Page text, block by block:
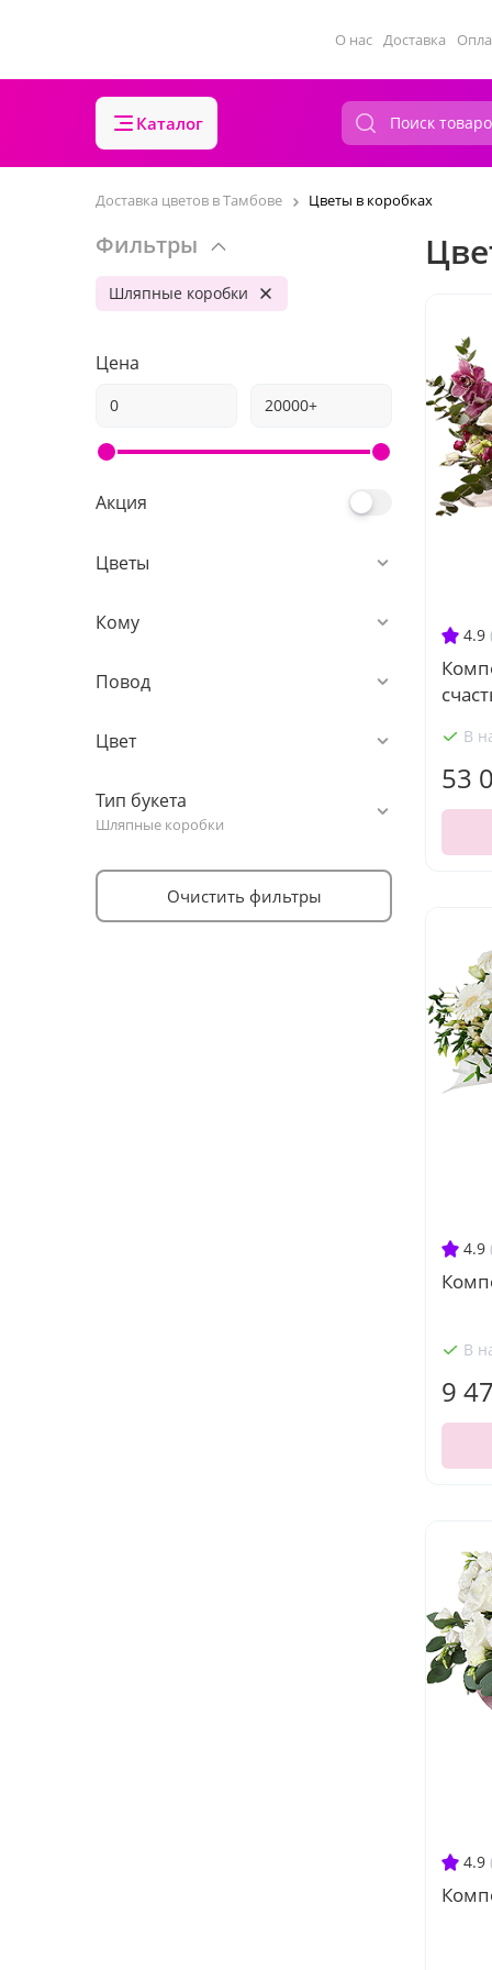
О нас Доставка
Каталог
Доставка цветов в Тамбове Цветы в коробках
Фильтры
Шляпные коробки
Цена
Акция
Цветы
Кому
Повод
Цвет
Тип букета
Шляпные коробки
Очистить фильтры
4.9
В
53
4.9
В
9
4.9